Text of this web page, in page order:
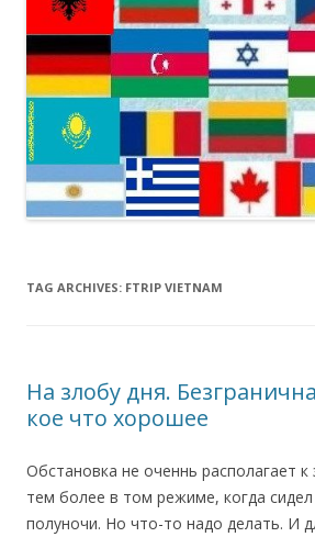
TAG ARCHIVES: FTRIP VIETNAM
На злобу дня.
кое что хорошее
Обстановка не оченнь располагает
тем более в том режиме, когда сидел
полуночи. Но что-то надо делать. И